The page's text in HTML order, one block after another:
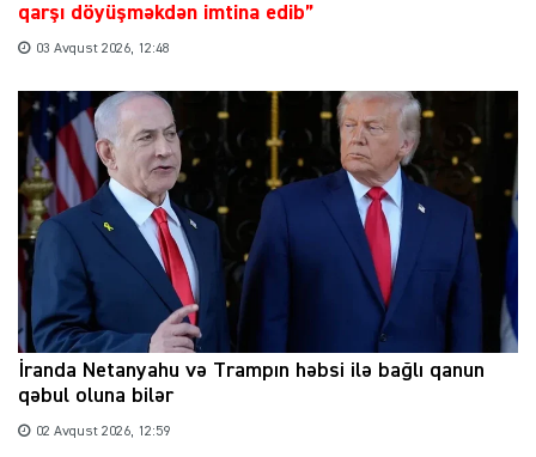
qarşı döyüşməkdən imtina edib”
03 Avqust 2026, 12:48
İranda Netanyahu və Trampın həbsi ilə bağlı qanun
qəbul oluna bilər
02 Avqust 2026, 12:59